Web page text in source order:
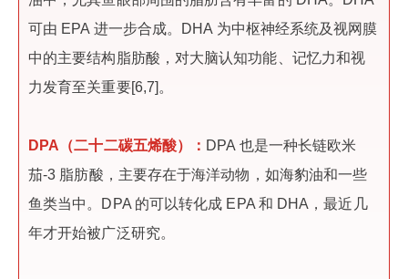
可由 EPA 进一步合成。DHA 为中枢神经系统及视网膜
中的主要结构脂肪酸，对大脑认知功能、记忆力和视
力发育至关重要[6,7]。
DPA（二十二碳五烯酸）： DPA 也是一种长链欧米
茄-3 脂肪酸，主要存在于海洋动物，如海豹油和一些
鱼类当中。DPA 的可以转化成 EPA 和 DHA，最近几
年才开始被广泛研究。